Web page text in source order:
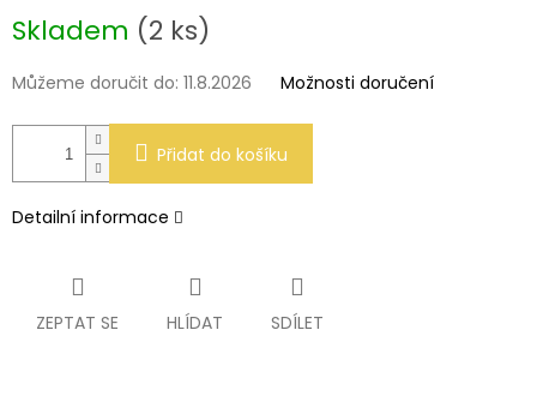
cena:
Skladem (2 ks)
Můžeme doručit do: 11.8.2026 Možnosti doručení
Přidat do košíku
Detailní informace
ZEPTAT SE HLÍDAT SDÍLET